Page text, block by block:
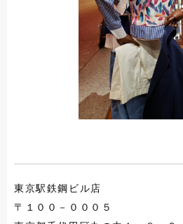
東京駅鉄鋼ビル店
〒１００－０００５